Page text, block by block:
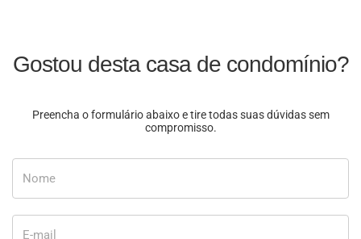
Gostou desta casa de condomínio?
Preencha o formulário abaixo e tire todas suas dúvidas sem
compromisso.